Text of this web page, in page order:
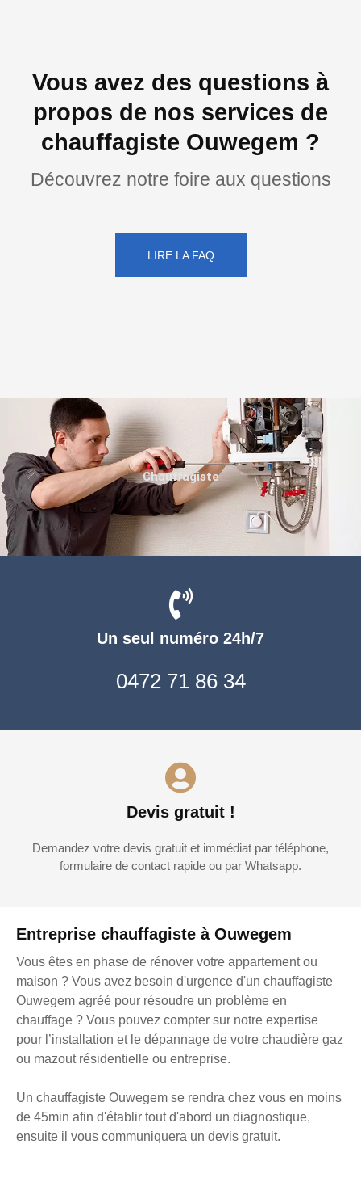
Vous avez des questions à
propos de nos services de
chauffagiste Ouwegem ?
Découvrez notre foire aux questions
LIRE LA FAQ
Entreprise chauffagiste à Ouwegem
Vous êtes en phase de rénover votre appartement ou
maison ? Vous avez besoin d'urgence d'un chauffagiste
Ouwegem agréé pour résoudre un problème en
chauffage ? Vous pouvez compter sur notre expertise
pour l’installation et le dépannage de votre chaudière gaz
ou mazout résidentielle ou entreprise.
Un chauffagiste Ouwegem se rendra chez vous en moins
de 45min afin d'établir tout d'abord un diagnostique,
ensuite il vous communiquera un devis gratuit.
Un seul numéro 24h/7
0472 71 86 34
Devis gratuit !
Demandez votre devis gratuit et immédiat par téléphone,
formulaire de contact rapide ou par Whatsapp.
Chauffagiste